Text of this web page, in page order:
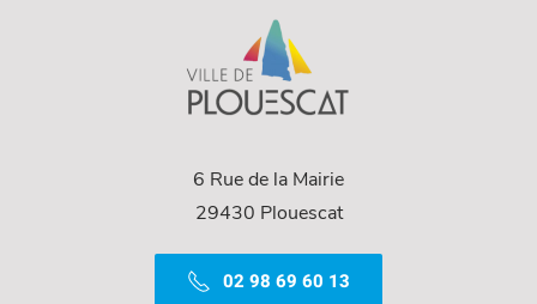
6 Rue de la Mairie
29430 Plouescat
02 98 69 60 13